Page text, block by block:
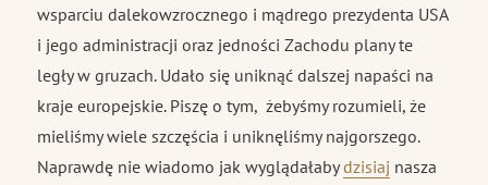
wsparciu dalekowzrocznego i mądrego prezydenta USA
i jego administracji oraz jedności Zachodu plany te
legły w gruzach. Udało się uniknąć dalszej napaści na
kraje europejskie. Piszę o tym, żebyśmy rozumieli, że
mieliśmy wiele szczęścia i uniknęliśmy najgorszego.
Naprawdę nie wiadomo jak wyglądałabydzisiaj nasza